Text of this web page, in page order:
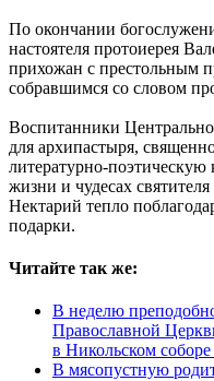
По окончании
настоятеля протоиерея
прихожан с престольным
собравшимся со словом
Воспитанники
для архипастыря,
литературно-
жизни и чудесах
Нектарий тепло
подарки.
Читайте так же:
В неделю
Православной
в Никольском
В мясопустную